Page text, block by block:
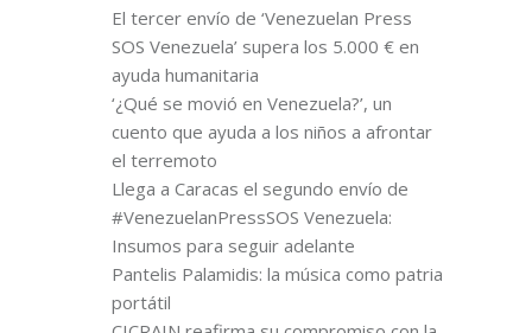
El tercer envío de ‘Venezuelan Press
SOS Venezuela’ supera los 5.000 € en
ayuda humanitaria
‘¿Qué se movió en Venezuela?’, un
cuento que ayuda a los niños a afrontar
el terremoto
Llega a Caracas el segundo envío de
#VenezuelanPressSOS Venezuela:
Insumos para seguir adelante
Pantelis Palamidis: la música como patria
portátil